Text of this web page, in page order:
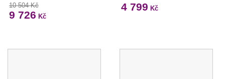
10 504 Kč
9 726 Kč
4 799 Kč